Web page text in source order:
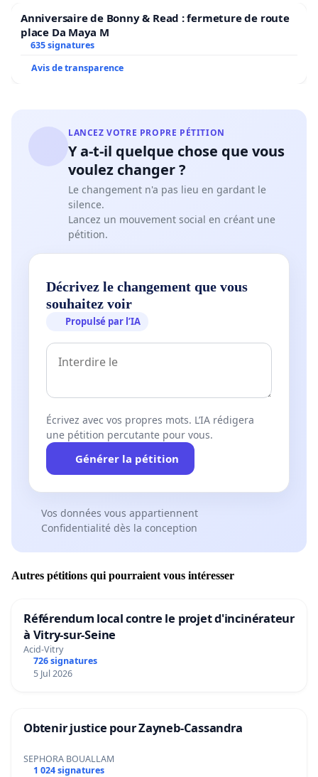
Anniversaire de Bonny & Read : fermeture de route
place Da Maya M
635 signatures
Avis de transparence
LANCEZ VOTRE PROPRE PÉTITION
Y a-t-il quelque chose que vous
voulez changer ?
Le changement n'a pas lieu en gardant le
silence.
Lancez un mouvement social en créant une
pétition.
Décrivez le changement que vous
souhaitez voir
Propulsé par l’IA
Écrivez avec vos propres mots. L’IA rédigera
une pétition percutante pour vous.
Générer la pétition
Vos données vous appartiennent
Confidentialité dès la conception
Autres pétitions qui pourraient vous intéresser
Référendum local contre le projet d'incinérateur
à Vitry-sur-Seine
Acid-Vitry
726 signatures
5 Jul 2026
Obtenir justice pour Zayneb-Cassandra
SEPHORA BOUALLAM
1 024 signatures